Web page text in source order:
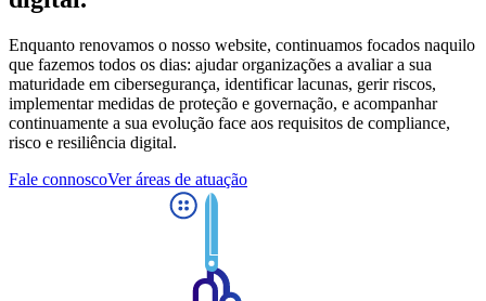
Enquanto renovamos o nosso website, continuamos focados naquilo
que fazemos todos os dias: ajudar organizações a avaliar a sua
maturidade em cibersegurança, identificar lacunas, gerir riscos,
implementar medidas de proteção e governação, e acompanhar
continuamente a sua evolução face aos requisitos de compliance,
risco e resiliência digital.
Fale connoscoVer áreas de atuação